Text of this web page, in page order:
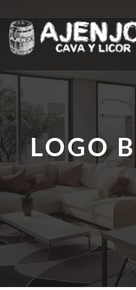
al
contenido
LOGO